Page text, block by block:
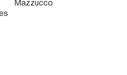
Mazzucco